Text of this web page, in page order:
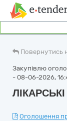
Повернутись
Закупівлю
- 08-06-2026,
Оголошення